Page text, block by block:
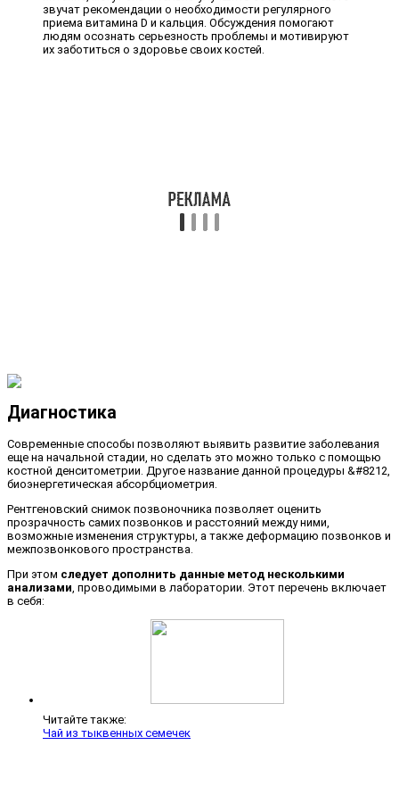
звучат рекомендации о необходимости регулярного
приема витамина D и кальция. Обсуждения помогают
людям осознать серьезность проблемы и мотивируют
их заботиться о здоровье своих костей.
Диагностика
Современные способы позволяют выявить развитие заболевания
еще на начальной стадии, но сделать это можно только с помощью
костной денситометрии. Другое название данной процедуры &#8212,
биоэнергетическая абсорбциометрия.
Рентгеновский снимок позвоночника позволяет оценить
прозрачность самих позвонков и расстояний между ними,
возможные изменения структуры, а также деформацию позвонков и
межпозвонкового пространства.
При этом следует дополнить данные метод несколькими
анализами, проводимыми в лаборатории. Этот перечень включает
в себя:
Читайте также:
Чай из тыквенных семечек